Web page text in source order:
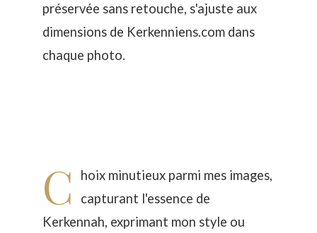
préservée sans retouche, s'ajuste aux
dimensions de Kerkenniens.com dans
chaque photo.
C
hoix minutieux parmi mes images,
capturant l'essence de
Kerkennah, exprimant mon style ou